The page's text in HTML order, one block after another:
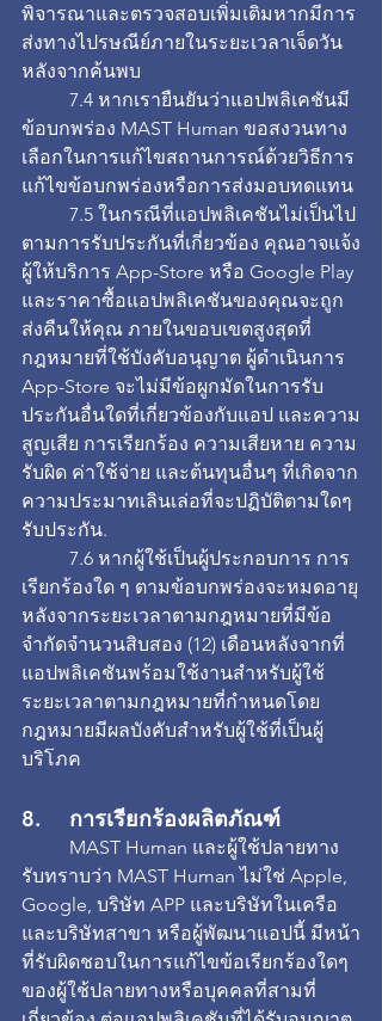
พิจารณาและตรวจสอบเพิ่มเติมหากมีการ
ส่งทางไปรษณีย์ภายในระยะเวลาเจ็ดวัน
หลังจากค้นพบ
ข้อบกพร่อง MAST Human ขอสงวนทาง
เลือกในการแก้ไขสถานการณ์ด้วยวิธีการ
แก้ไขข้อบกพร่องหรือการส่งมอบทดแทน
ตามการรับประกันที่เกี่ยวข้อง คุณอาจแจ้ง
ผู้ให้บริการ App-Store หรือ Google Play
และราคาซื้อแอปพลิเคชันของคุณจะถูก
ส่งคืนให้คุณ ภายในขอบเขตสูงสุดที่
กฎหมายที่ใช้บังคับอนุญาต ผู้ดำเนินการ
App-Store จะไม่มีข้อผูกมัดในการรับ
ประกันอื่นใดที่เกี่ยวข้องกับแอป และความ
สูญเสีย การเรียกร้อง ความเสียหาย ความ
รับผิด ค่าใช้จ่าย และต้นทุนอื่นๆ ที่เกิดจาก
ความประมาทเลินเล่อที่จะปฏิบัติตามใดๆ
รับประกัน.
เรียกร้องใด ๆ ตามข้อบกพร่องจะหมดอายุ
หลังจากระยะเวลาตามกฎหมายที่มีข้อ
จำกัดจำนวนสิบสอง (12) เดือนหลังจากที่
แอปพลิเคชันพร้อมใช้งานสำหรับผู้ใช้
ระยะเวลาตามกฎหมายที่กำหนดโดย
กฎหมายมีผลบังคับสำหรับผู้ใช้ที่เป็นผู้
บริโภค
8. 	การเรียกร้องผลิตภัณฑ์
รับทราบว่า MAST Human ไม่ใช่ Apple,
Google, บริษัท APP และบริษัทในเครือ
และบริษัทสาขา หรือผู้พัฒนาแอปนี้ มีหน้า
ที่รับผิดชอบในการแก้ไขข้อเรียกร้องใดๆ
ของผู้ใช้ปลายทางหรือบุคคลที่สามที่